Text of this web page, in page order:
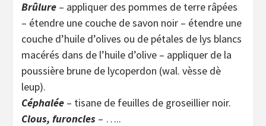
Brûlure – appliquer des pommes de terre râpées
– étendre une couche de savon noir – étendre une
couche d’huile d’olives ou de pétales de lys blancs
macérés dans de l’huile d’olive – appliquer de la
poussière brune de lycoperdon (wal. vèsse dè
leup).
Céphalée – tisane de feuilles de groseillier noir.
Clous, furoncles – …..